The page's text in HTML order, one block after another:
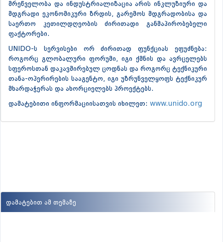
მრეწველობა და ინდუსტრიალიზაცია არის ინკლუზიური და
მდგრადი ეკონომიკური ზრდის, გარემოს მდგრადობისა და
საერთო კეთილდღეობის ძირითადი განმაპირობებელი
ფაქტორები.
UNIDO-ს სერვისები ორ ძირითად ფუნქციას ეფუძნება:
როგორც გლობალური ფორუმი, იგი ქმნის და ავრცელებს
სფეროსთან დაკავშირებულ ცოდნას და როგორც ტექნიკური
თანა-ოპერირების სააგენტო, იგი უზრუნველყოფს ტექნიკურ
მხარდაჭერას და ახორციელებს პროექტებს.
დამატებითი ინფორმაციისათვის იხილეთ: www.unido.org
დამატებით ამ თემაზე